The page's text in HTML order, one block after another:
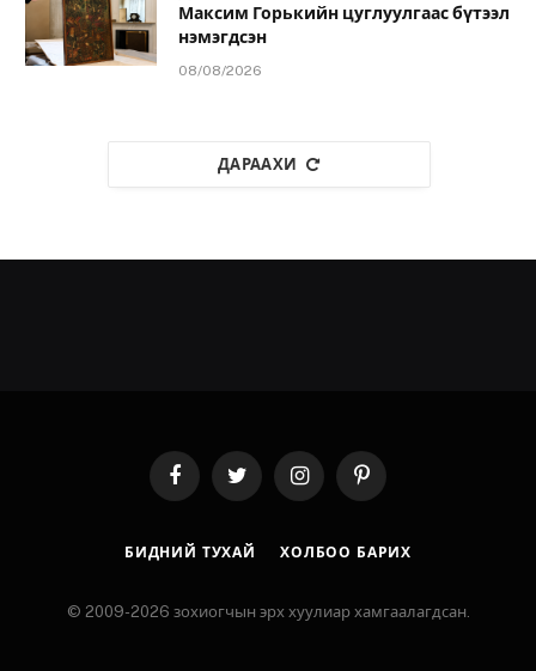
Максим Горькийн цуглуулгаас бүтээл
нэмэгдсэн
08/08/2026
ДАРААХИ
FacebookTwitter InstagramPinterest
БИДНИЙ ТУХАЙ ХОЛБОО БАРИХ
© 2009-2026 зохиогчын эрх хуулиар хамгаалагдсан.